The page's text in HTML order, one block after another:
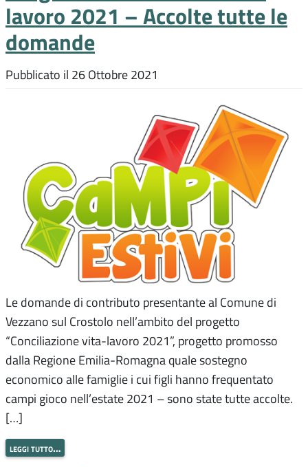
lavoro 2021 – Accolte tutte le
domande
Pubblicato il 26 Ottobre 2021
Le domande di contributo presentante al Comune di
Vezzano sul Crostolo nell’ambito del progetto
“Conciliazione vita-lavoro 2021”, progetto promosso
dalla Regione Emilia-Romagna quale sostegno
economico alle famiglie i cui figli hanno frequentato
campi gioco nell’estate 2021 – sono state tutte accolte.
[…]
leggi tutto…